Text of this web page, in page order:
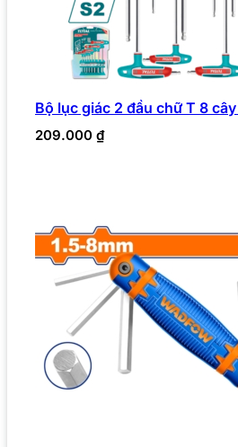
Bộ lục giác 2 đầu chữ T 8
209.000 ₫